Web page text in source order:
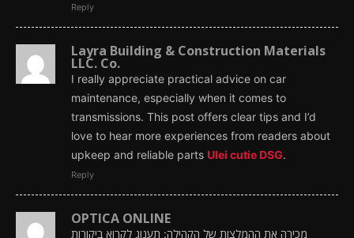
Reply
Layra Building & Construction Materials
LLC. Co.
I really appreciate practical advice on car
maintenance, especially when it comes to
transmissions. This post offers clear tips and I’d
love to hear more experiences from readers about
upkeep and reliable parts Ulei cutie DSG.
Reply
OPTICA ONLINE
מכירה את ההמלצות של הקהילה: תענוג לקרוא ביקורות